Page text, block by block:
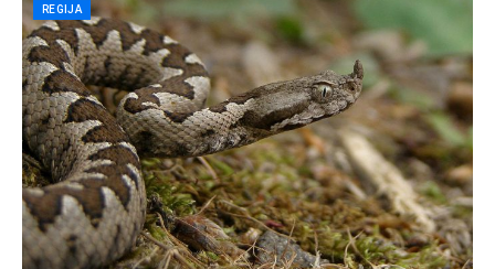
REGIJA